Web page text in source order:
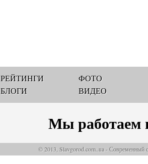
РЕЙТИНГИ
БЛОГИ
ФОТО
ВИДЕО
Мы работаем
© 2013, Slavgorod.com..ua - Современный